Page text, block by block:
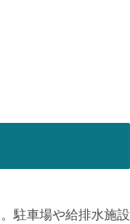
駐車場や給排水施設